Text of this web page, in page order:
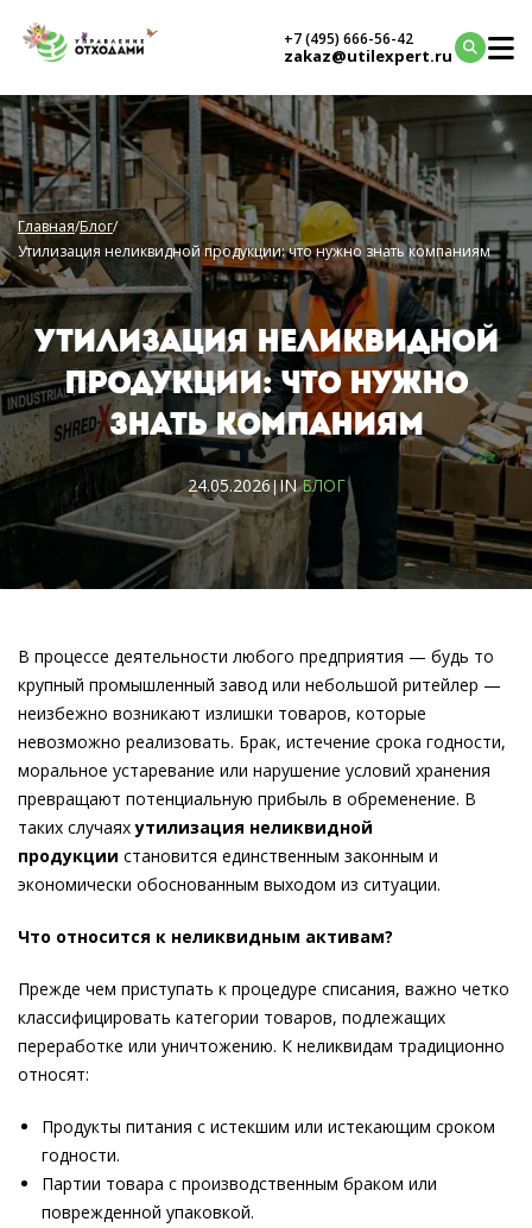
+7 (495) 666-56-42
zakaz@utilexpert.ru
Главная/Блог/
Утилизация неликвидной продукции: что нужно знать компаниям
УТИЛИЗАЦИЯ НЕЛИКВИДНОЙ
ПРОДУКЦИИ: ЧТО НУЖНО
ЗНАТЬ КОМПАНИЯМ
24.05.2026|INБЛОГ
В процессе деятельности любого предприятия — будь то
крупный промышленный завод или небольшой ритейлер —
неизбежно возникают излишки товаров, которые
невозможно реализовать. Брак, истечение срока годности,
моральное устаревание или нарушение условий хранения
превращают потенциальную прибыль в обременение. В
таких случаяхутилизация неликвидной
продукции становится единственным законным и
экономически обоснованным выходом из ситуации.
Что относится к неликвидным активам?
Прежде чем приступать к процедуре списания, важно четко
классифицировать категории товаров, подлежащих
переработке или уничтожению. К неликвидам традиционно
относят:
Продукты питания с истекшим или истекающим сроком
годности.
Партии товара с производственным браком или
поврежденной упаковкой.